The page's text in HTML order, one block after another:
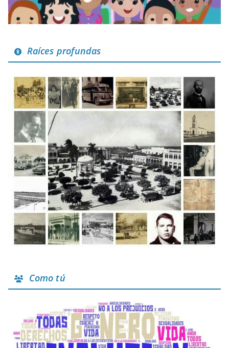
Raíces profundas
Como tú